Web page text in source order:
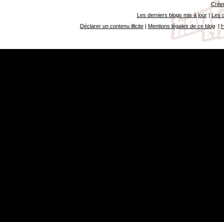
Les derniers blogs mis à jour| Les
Déclarer un contenu illicite| Mentions légales de ce blog|